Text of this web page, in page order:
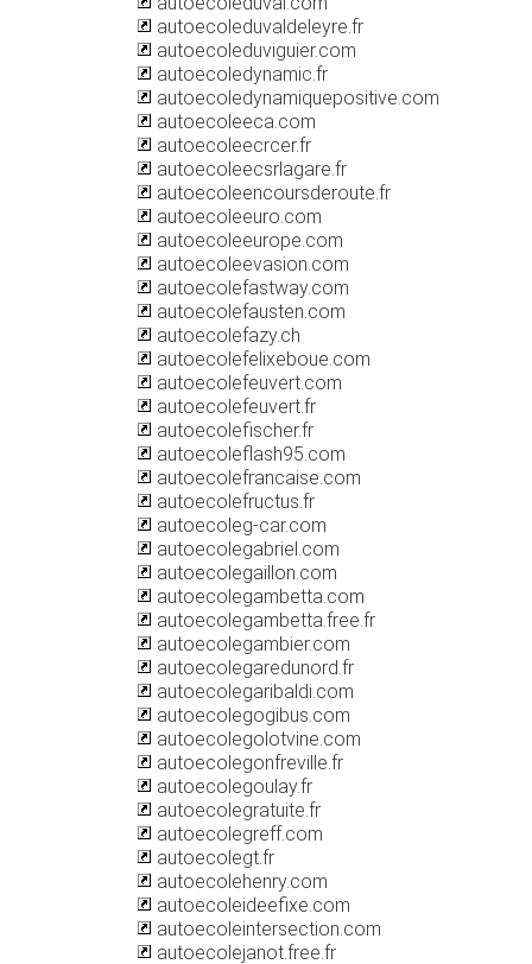
autoecoleduvaldeleyre.fr
autoecoleduviguier.com
autoecoledynamic.fr
autoecoledynamiquepositive.com
autoecoleeca.com
autoecoleecrcer.fr
autoecoleecsrlagare.fr
autoecoleencoursderoute.fr
autoecoleeuro.com
autoecoleeurope.com
autoecoleevasion.com
autoecolefastway.com
autoecolefausten.com
autoecolefazy.ch
autoecolefelixeboue.com
autoecolefeuvert.com
autoecolefeuvert.fr
autoecolefischer.fr
autoecoleflash95.com
autoecolefrancaise.com
autoecolefructus.fr
autoecoleg-car.com
autoecolegabriel.com
autoecolegaillon.com
autoecolegambetta.com
autoecolegambetta.free.fr
autoecolegambier.com
autoecolegaredunord.fr
autoecolegaribaldi.com
autoecolegogibus.com
autoecolegolotvine.com
autoecolegonfreville.fr
autoecolegoulay.fr
autoecolegratuite.fr
autoecolegreff.com
autoecolegt.fr
autoecolehenry.com
autoecoleideefixe.com
autoecoleintersection.com
autoecolejanot.free.fr